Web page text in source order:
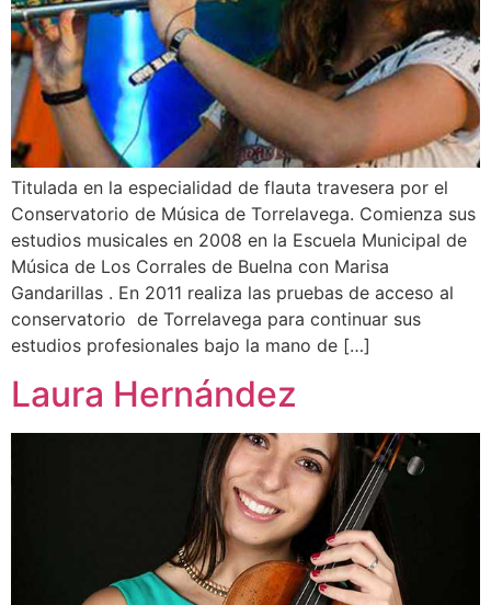
Titulada en la especialidad de flauta travesera por el
Conservatorio de Música de Torrelavega. Comienza sus
estudios musicales en 2008 en la Escuela Municipal de
Música de Los Corrales de Buelna con Marisa
Gandarillas . En 2011 realiza las pruebas de acceso al
conservatorio de Torrelavega para continuar sus
estudios profesionales bajo la mano de […]
Laura Hernández